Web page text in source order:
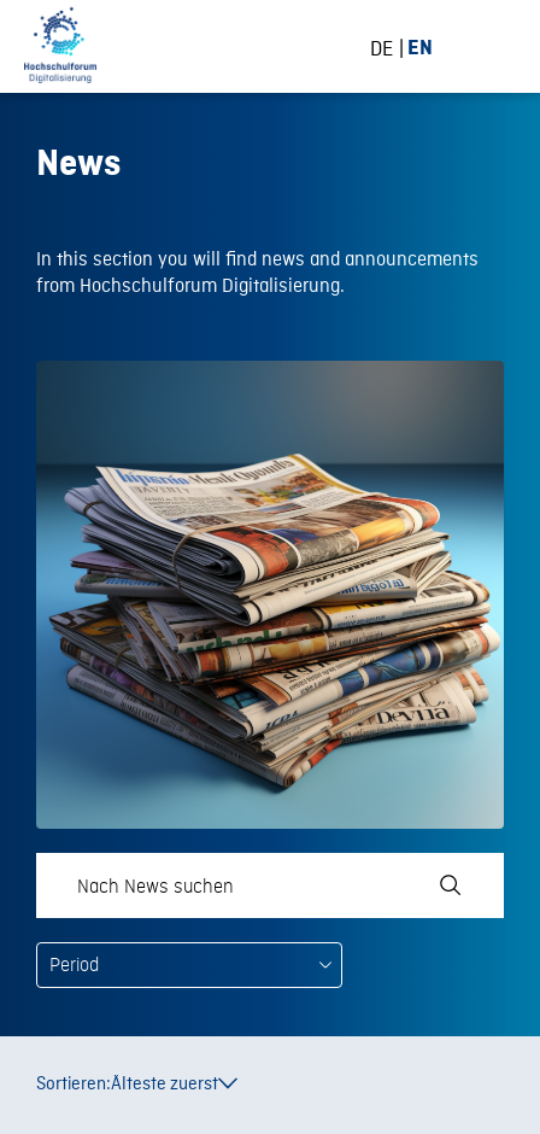
DE EN
News
In this section you will find news and announcements
from Hochschulforum Digitalisierung.
Sortieren:Älteste zuerst